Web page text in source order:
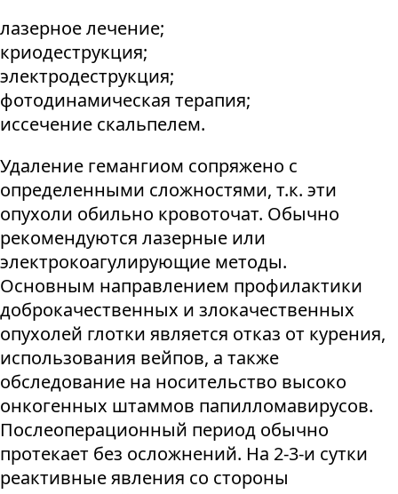
лазерное лечение;
криодеструкция;
электродеструкция;
фотодинамическая терапия;
иссечение скальпелем.
Удаление гемангиом сопряжено с
определенными сложностями, т.к. эти
опухоли обильно кровоточат. Обычно
рекомендуются лазерные или
электрокоагулирующие методы.
Основным направлением профилактики
доброкачественных и злокачественных
опухолей глотки является отказ от курения,
использования вейпов, а также
обследование на носительство высоко
онкогенных штаммов папилломавирусов.
Послеоперационный период обычно
протекает без осложнений. На 2-3-и сутки
реактивные явления со стороны